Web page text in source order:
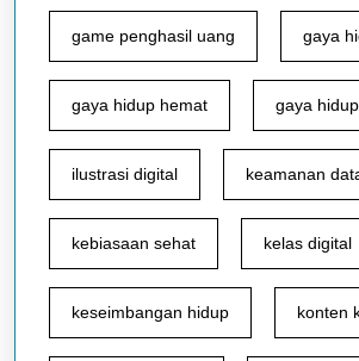
game penghasil uang gaya
gaya hidup hemat gaya
ilustrasi digital keamanan
kebiasaan sehat kelas digital
keseimbangan hidup konten